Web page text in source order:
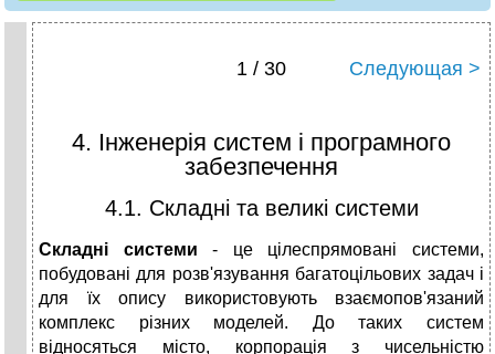
1 / 30 Следующая >
4. Інженерія систем і програмного
забезпечення
4.1. Складні та великі системи
Складні системи - це цілеспрямовані системи,
побудовані для розв'язування багатоцільових задач і
для їх опису використовують взаємопов'язаний
комплекс різних моделей. До таких систем
відносяться місто, корпорація з чисельністю